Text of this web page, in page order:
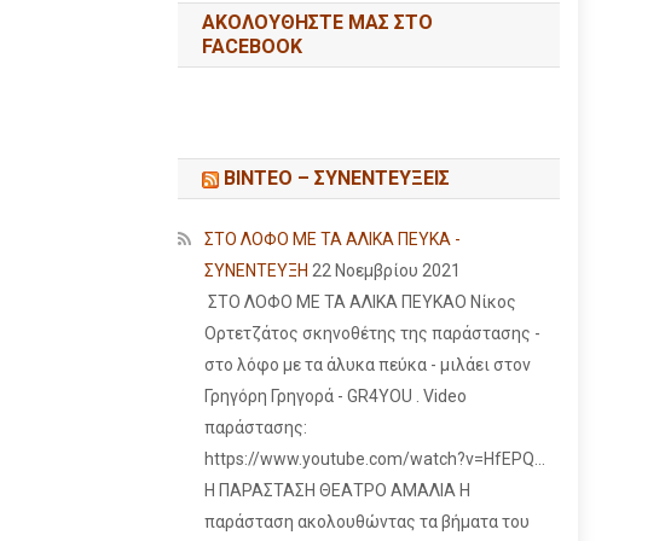
ΑΚΟΛΟΥΘΉΣΤΕ ΜΑΣ ΣΤΟ
FACEBOOK
ΒΙΝΤΕΟ – ΣΥΝΕΝΤΕΥΞΕΙΣ
ΣΤΟ ΛΟΦΟ ΜΕ ΤΑ ΑΛΙΚΑ ΠΕΥΚΑ -
ΣΥΝΕΝΤΕΥΞΗ 22 Νοεμβρίου 2021
ΣΤΟ ΛΟΦΟ ΜΕ ΤΑ ΑΛΙΚΑ ΠΕΥΚΑΟ Νίκος
Ορτετζάτος σκηνοθέτης της παράστασης -
στο λόφο με τα άλυκα πεύκα - μιλάει στον
Γρηγόρη Γρηγορά - GR4YOU . Video
παράστασης:
https://www.youtube.com/watch?v=HfEPQ...
Η ΠΑΡΑΣΤΑΣΗ ΘΕΑΤΡΟ ΑΜΑΛΙΑ Η
παράσταση ακολουθώντας τα βήματα του